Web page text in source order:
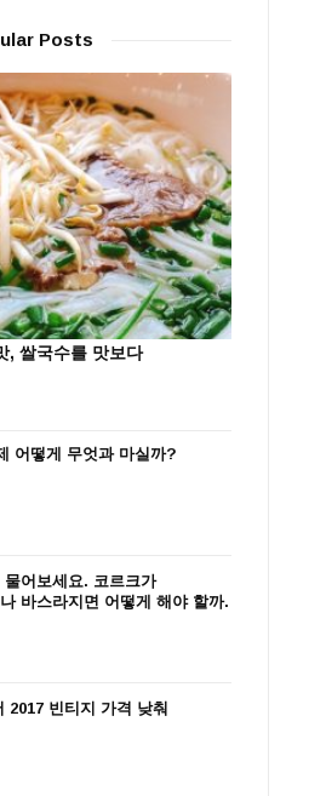
Posts
, 쌀국수를 맛보다
어떻게 무엇과 마실까?
물어보세요. 코르크가
바스라지면 어떻게 해야 할까.
2017 빈티지 가격 낮춰